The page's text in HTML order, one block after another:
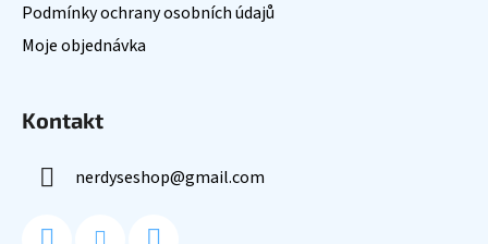
Podmínky ochrany osobních údajů
Moje objednávka
Kontakt
nerdyseshop@gmail.com